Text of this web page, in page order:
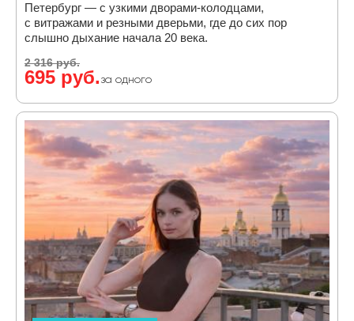
Петербург — с узкими дворами-колодцами,
с витражами и резными дверьми, где до сих пор
слышно дыхание начала 20 века.
2 316 руб.
695 руб. за одного